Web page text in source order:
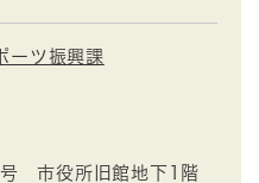
ーツ振興課
市役所旧館地下1階